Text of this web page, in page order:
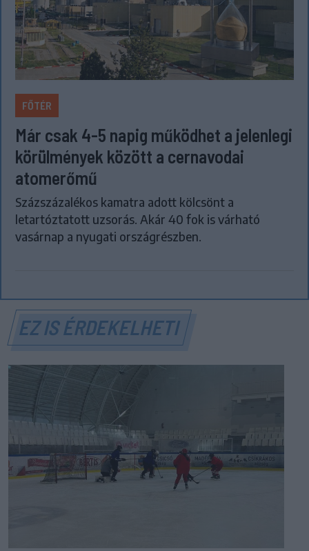
FŐTÉR
Már csak 4-5 napig működhet a jelenlegi
körülmények között a cernavodai
atomerőmű
Százszázalékos kamatra adott kölcsönt a
letartóztatott uzsorás. Akár 40 fok is várható
vasárnap a nyugati országrészben.
EZ IS ÉRDEKELHETI